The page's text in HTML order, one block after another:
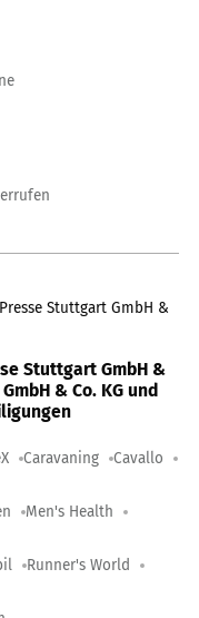
Stuttgart GmbH &
Stuttgart GmbH &
& Co. KG und
Caravaning Cavallo
Men's Health
Runner's World